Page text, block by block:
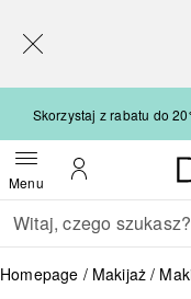
Skorzystaj z rabatu do
MenuOtwórz menuMoje konto
Wracać
Wykonaj wyszukiwanie
Homepage Makijaż